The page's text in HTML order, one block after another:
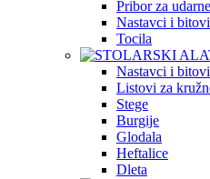
Pribor za
Nastavci i
Tocila
Nastavci i
Listovi za
Stege
Burgije
Glodala
Heftalice
Dleta